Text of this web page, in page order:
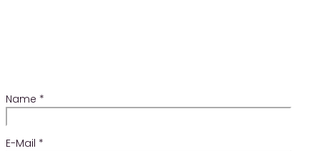
Name *
E-Mail *